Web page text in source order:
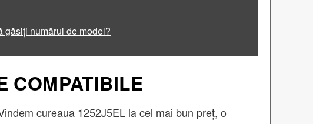
găsiți numărul de model?
COMPATIBILE
cureaua 1252J5EL la cel mai bun preț, o